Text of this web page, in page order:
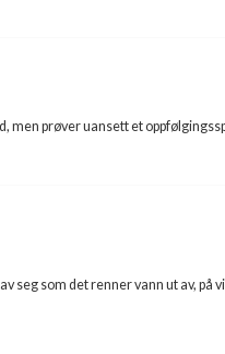
prøver uansett et
seg som det renner vann ut av, på